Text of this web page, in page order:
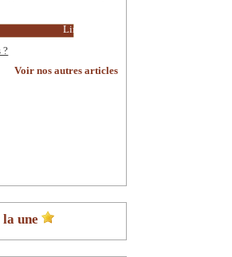
Lire la suite
?
Voir nos autres articles
une